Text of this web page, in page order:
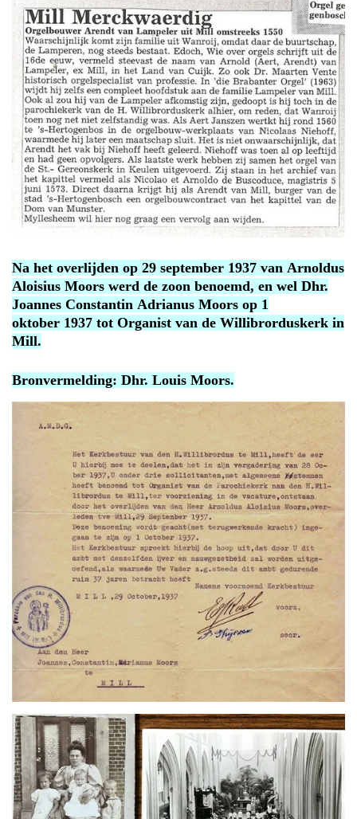
Na het overlijden op 29 september 1937 van Arnoldus
Aloisius Moors werd de zoon benoemd, en wel Dhr.
Joannes Constantin Adrianus Moors op 1
oktober 1937 tot Organist van de Willibrorduskerk in
Mill.
Bronvermelding: Dhr. Louis Moors.